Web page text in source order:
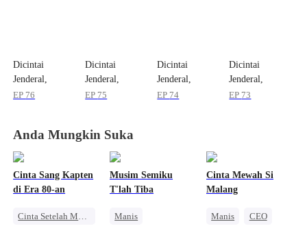
Dicintai
Jenderal,
Istrinya
EP 76
Dicintai
Jenderal,
Istrinya
EP 75
Dicintai
Jenderal,
Istrinya
EP 74
Dicintai
Jenderal,
Istrinya
EP 73
Anda Mungkin Suka
Cinta Sang Kapten
di Era 80-an
Cinta Setelah Menikah
Musim Semiku
T'lah Tiba
Manis
Cinta Mewah Si
Malang
Manis
CEO